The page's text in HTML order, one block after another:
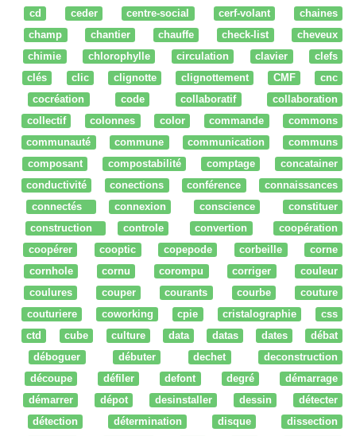
cd
ceder centre-social cerf-volant
chaines
champ
chantier chauffe check-list
cheveux
chimie
chlorophylle circulation clavier
clefs
clés
clic clignotte clignottement CMF
cnc
cocréation
code collaboratif
collaboration
collectif
colonnes color commande
commons
communauté
commune communication
communs
composant
compostabilité comptage
concatainer
conductivité
conections conférence
connaissances
connectés
connexion conscience
constituer
construction
controle convertion
coopération
coopérer
cooptic copepode corbeille
corne
cornhole
cornu corompu corriger
couleur
coulures
couper courants courbe
couture
couturiere
coworking cpie cristalographie
css
ctd
cube culture data datas dates
débat
déboguer
débuter dechet
deconstruction
découpe
défiler defont degré
démarrage
démarrer
dépot desinstaller dessin
détecter
détection
détermination disque
dissection